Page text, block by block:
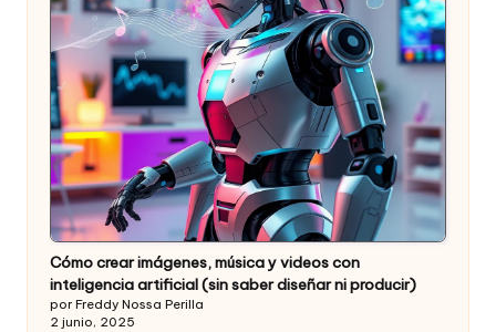
Cómo crear imágenes, música y videos con
inteligencia artificial (sin saber diseñar ni producir)
por Freddy Nossa Perilla
2 junio, 2025